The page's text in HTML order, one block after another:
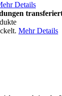
Details
Mehr Details